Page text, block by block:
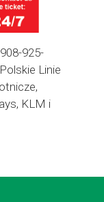
925-
Linie
KLM i